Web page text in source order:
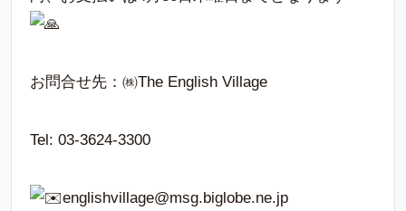
お問合せ先：㈱The English Village
Tel: 03-3624-3300
englishvillage@msg.biglobe.ne.jp